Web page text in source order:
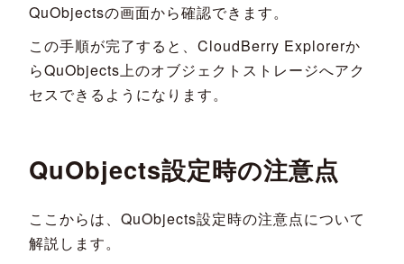
QuObjectsの画面から確認できます。
この手順が完了すると、CloudBerry Explorerか
らQuObjects上のオブジェクトストレージへアク
セスできるようになります。
QuObjects設定時の注意点
ここからは、QuObjects設定時の注意点について
解説します。